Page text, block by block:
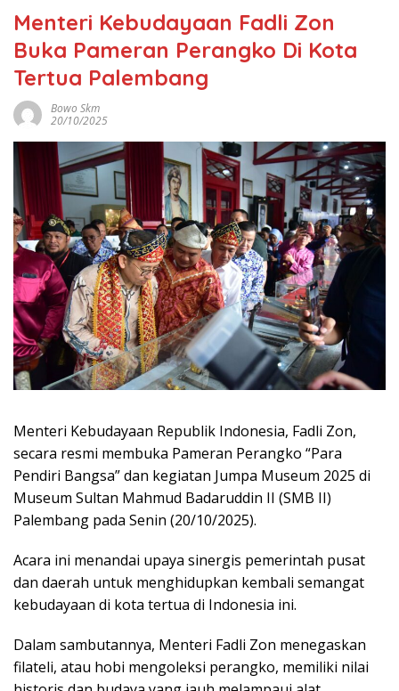
Menteri Kebudayaan Fadli Zon
Buka Pameran Perangko Di Kota
Tertua Palembang
Bowo Skm
20/10/2025
Menteri Kebudayaan Republik Indonesia, Fadli Zon,
secara resmi membuka Pameran Perangko “Para
Pendiri Bangsa” dan kegiatan Jumpa Museum 2025 di
Museum Sultan Mahmud Badaruddin II (SMB II)
Palembang pada Senin (20/10/2025).
Acara ini menandai upaya sinergis pemerintah pusat
dan daerah untuk menghidupkan kembali semangat
kebudayaan di kota tertua di Indonesia ini.
Dalam sambutannya, Menteri Fadli Zon menegaskan
filateli, atau hobi mengoleksi perangko, memiliki nilai